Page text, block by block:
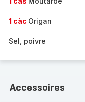
1 càc Origan
Sel, poivre
Accessoires